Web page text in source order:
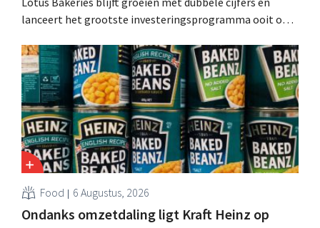
lanceert het grootste investeringsprogramma ooit om
moeten dit momentum grijpen”.
Food 6 Augustus, 2026
Ondanks omzetdaling ligt Kraft Heinz op